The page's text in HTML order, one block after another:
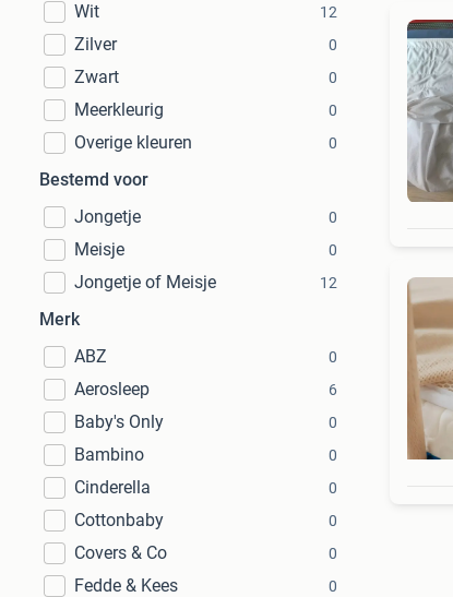
Wit 12
Zilver 0
Zwart 0
Meerkleurig 0
Overige kleuren 0
Bestemd voor
Jongetje
0
Meisje 0
Jongetje of Meisje 12
Merk
ABZ
0
Aerosleep 6
Baby's Only 0
Bambino 0
Cinderella 0
Cottonbaby 0
Covers & Co 0
Fedde & Kees 0